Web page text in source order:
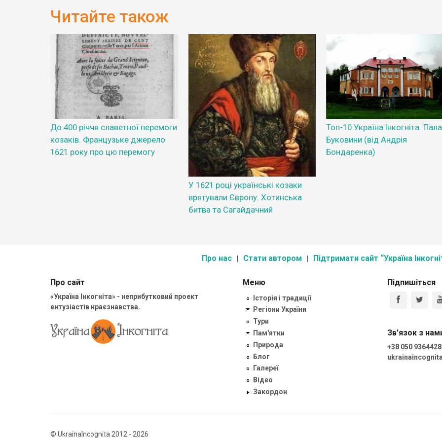
Читайте також
До 400 річчя славетної перемоги
козаків. Французьке джерело
1621 року про цю перемогу
У 1621 році українські козаки
врятували Європу. Хотинська
битва та Сагайдачний
Топ-10 Україна Інкогніта.
Буковини (від Андрія
Бондаренка)
Про нас Стати автором Підтримати сайт “Україна
Про сайт
«Україна Інкогніта» - неприбутковий проект
ентузіастів краєзнавства.
Меню
Історія і традиції
Регіони України
Тури
Пам'ятки
Природа
Блог
Галереї
Відео
Закордон
Підпишіться
Зв'язок з
+38 050 9364428
© UkrainaIncognita 2012 - 2026